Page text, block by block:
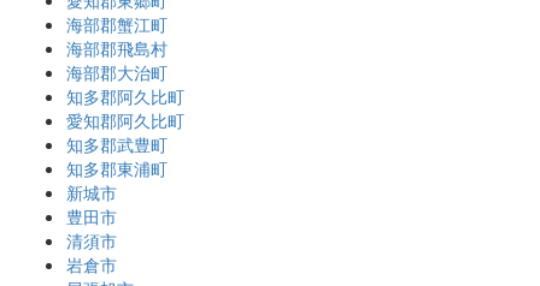
海部郡蟹江町
海部郡飛島村
海部郡大治町
知多郡阿久比町
愛知郡阿久比町
知多郡武豊町
知多郡東浦町
新城市
豊田市
清須市
岩倉市